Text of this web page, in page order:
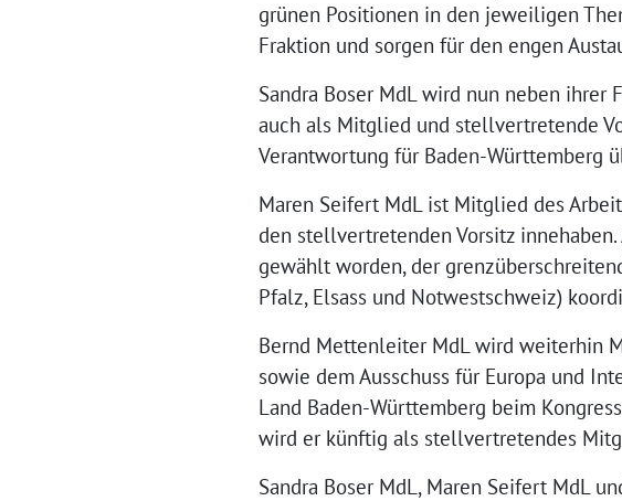
grünen Positionen in den jeweiligen
Fraktion und sorgen für den engen
Sandra Boser MdL wird nun neben
auch als Mitglied und stellvertretende
Verantwortung für Baden-Württemberg
Maren Seifert MdL ist Mitglied des
den stellvertretenden Vorsitz
gewählt worden, der
Pfalz, Elsass und Notwestschweiz)
Bernd Mettenleiter MdL wird weiterhin
sowie dem Ausschuss für Europa und
Land Baden-Württemberg beim
wird er künftig als stellvertretendes
Sandra Boser MdL, Maren Seifert MdL